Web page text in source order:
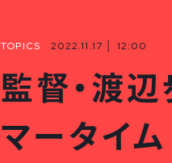
TOPICS 2022.11.17 │ 12:00
監督・渡辺
マータイ